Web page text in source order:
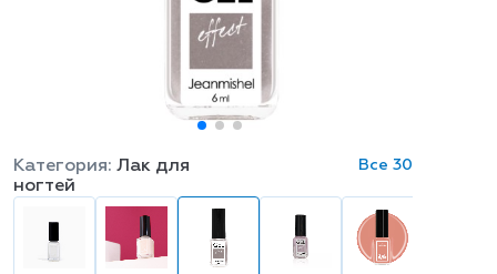
Категория: Лак для
ногтей
Все 30